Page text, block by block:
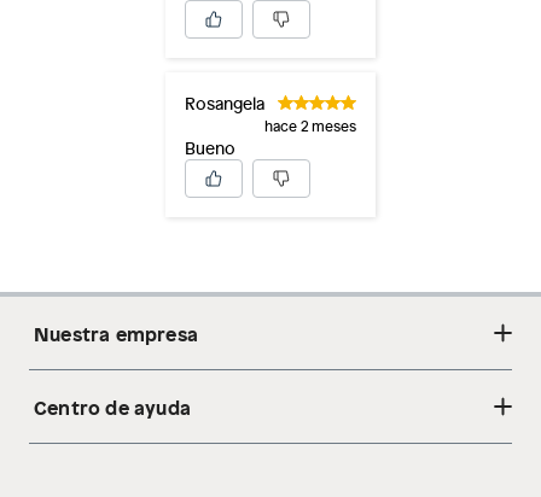
Rosangela
hace 2 meses
Bueno
Nuestra empresa
Acerca de nosotros
Centro de ayuda